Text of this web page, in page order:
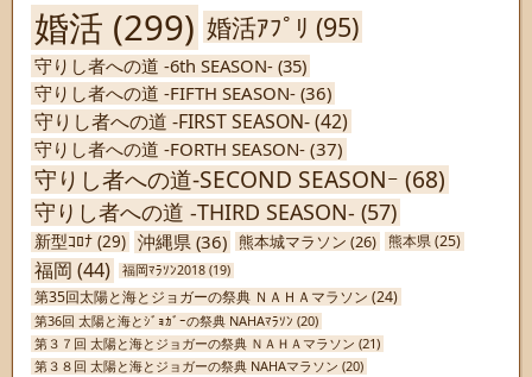
婚活 (299) 婚活ｱﾌﾟﾘ (95)
守りし者への道 -6th SEASON- (35)
守りし者への道 -FIFTH SEASON- (36)
守りし者への道 -FIRST SEASON-(42)
守りし者への道 -FORTH SEASON- (37)
守りし者への道-SECOND SEASONｰ (68)
守りし者への道 -THIRD SEASON- (57)
新型ｺﾛﾅ (29) 沖縄県 (36) 熊本城マラソン (26) 熊本県(25)
福岡 (44) 福岡ﾏﾗｿﾝ2018 (19)
第35回太陽と海とジョガーの祭典 ＮＡＨＡマラソン (24)
第36回 太陽と海とｼﾞｮｶﾞｰの祭典 NAHAﾏﾗｿﾝ (20)
第３７回 太陽と海とジョガーの祭典 ＮＡＨＡマラソン (21)
第３８回 太陽と海とジョガーの祭典 NAHAマラソン (20)